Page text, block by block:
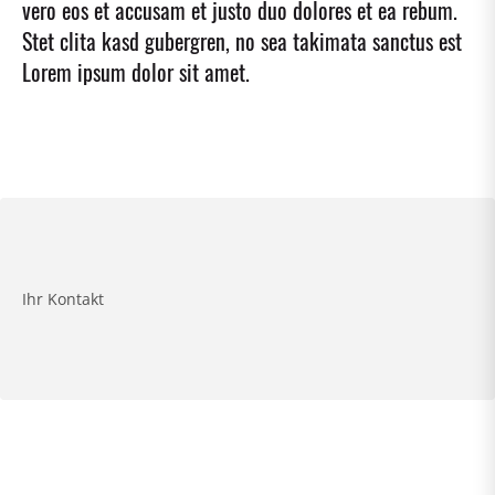
Ihr Kontakt
vero eos et accusam et justo duo dolores et ea rebum.
Stet clita kasd gubergren, no sea takimata sanctus est
Lorem ipsum dolor sit amet.